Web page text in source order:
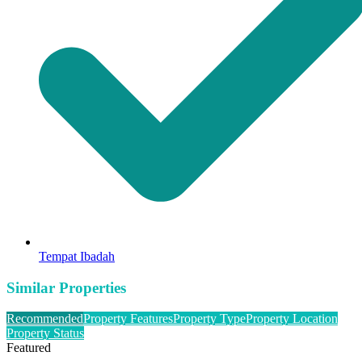
Tempat Ibadah
Similar Properties
RecommendedProperty FeaturesProperty TypeProperty Location
Property Status
Featured